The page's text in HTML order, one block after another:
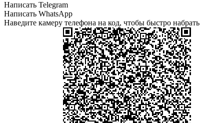
Написать Telegram
Написать WhatsApp
Наведите камеру телефона на код, чтобы быстро набрать